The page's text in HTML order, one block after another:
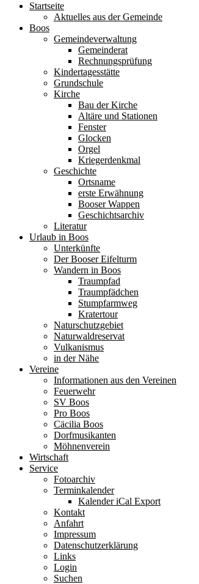
Startseite
Aktuelles aus der Gemeinde
Boos
Gemeindeverwaltung
Gemeinderat
Rechnungsprüfung
Kindertagesstätte
Grundschule
Kirche
Bau der Kirche
Altäre und Stationen
Fenster
Glocken
Orgel
Kriegerdenkmal
Geschichte
Ortsname
erste Erwähnung
Booser Wappen
Geschichtsarchiv
Literatur
Urlaub in Boos
Unterkünfte
Der Booser Eifelturm
Wandern in Boos
Traumpfad
Traumpfädchen
Stumpfarmweg
Kratertour
Naturschutzgebiet
Naturwaldreservat
Vulkanismus
in der Nähe
Vereine
Informationen aus den Vereinen
Feuerwehr
SV Boos
Pro Boos
Cäcilia Boos
Dorfmusikanten
Möhnenverein
Wirtschaft
Service
Fotoarchiv
Terminkalender
Kalender iCal Export
Kontakt
Anfahrt
Impressum
Datenschutzerklärung
Links
Login
Suchen